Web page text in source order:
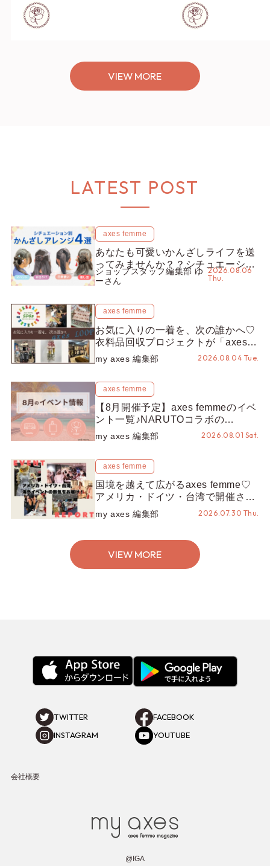
VIEW MORE
LATEST POST
axes femme
あなたも可愛いかんざしライフを送
ってみませんか？？シチュエーショ
ン別“かんざし”のオススメ【ショッ
プスタッフ編集部】
ショップスタッフ編集部 ゆ
ーさん
2026.08.06
Thu.
axes femme
お気に入りの一着を、次の誰かへ♡
衣料品回収プロジェクトが「axes
LOOP」にアップデート！活用する
とポイントが手に入る◎
my axes 編集部 2026.08.04 Tue.
axes femme
【8月開催予定】axes femmeのイベ
ント一覧♪NARUTOコラボの
REZEN POPUPから、プチYour
Stage.、ティーパーティまで！8月
my axes 編集部 2026.08.01 Sat.
axes femme
国境を越えて広がるaxes femme♡
アメリカ・ドイツ・台湾で開催され
たイベントをお届け！美沙子さんか
らのコメントも♬【海外イベントレ
my axes 編集部 2026.07.30 Thu.
VIEW MORE
TWITTER
FACEBOOK
INSTAGRAM
YOUTUBE
会社概要
@IGA